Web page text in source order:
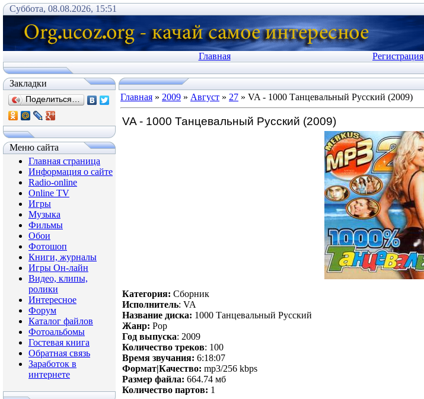
Суббота, 08.08.2026, 15:51
Главная Регистрация
Закладки
Поделиться…
Меню сайта
Главная страница
Информация о сайте
Radio-online
Online TV
Игры
Музыка
Фильмы
Обои
Фотошоп
Книги, журналы
Игры Он-лайн
Видео, клипы,
ролики
Интересное
Форум
Каталог файлов
Фотоальбомы
Гостевая книга
Обратная связь
Заработок в
интернете
Главная » 2009 » Август » 27 » VA - 1000 Танцевальный Русский (2009)
VA - 1000 Танцевальный Русский (2009)
Категория: Сборник
Исполнитель: VA
Название диска: 1000 Танцевальный Русский
Жанр: Pop
Год выпуска: 2009
Количество треков: 100
Время звучания: 6:18:07
Формат|Качество: mp3/256 kbps
Размер файла: 664.74 мб
Количество партов: 1